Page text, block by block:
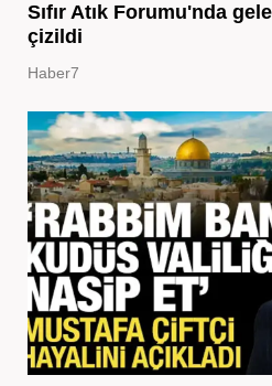
Sıfır Atık Forumu'nda
çizildi
Haber7